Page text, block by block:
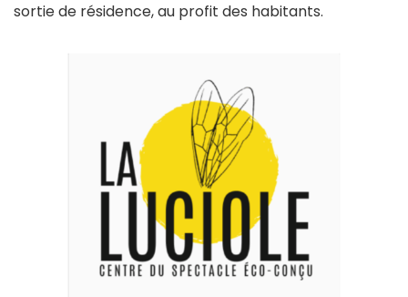
sortie de résidence, au profit des habitants.